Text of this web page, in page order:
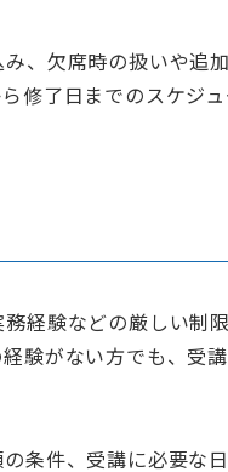
、欠席時の扱いや追
修了日までのスケジ
経験などの厳しい制
験がない方でも、受
条件、受講に必要な